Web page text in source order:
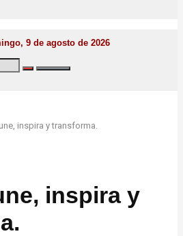
9 de agosto de 2026
inspira y transforma.
inspira y